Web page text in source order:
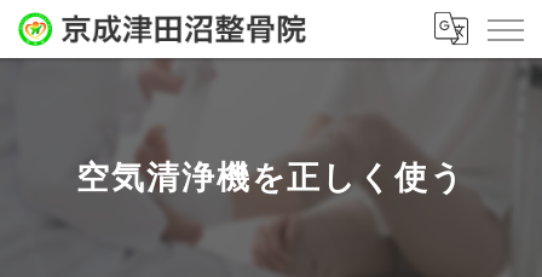
空気清浄機を正しく使う